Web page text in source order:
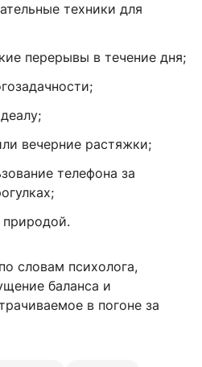
техники для
перерывы в течение дня;
вечерние растяжки;
телефона за
природой.
словам психолога,
баланса и
в погоне за